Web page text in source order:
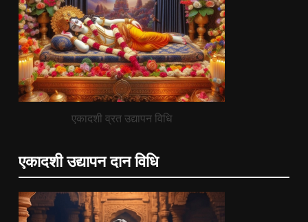
एकादशी व्रत उद्यापन विधि
एकादशी उद्यापन दान विधि